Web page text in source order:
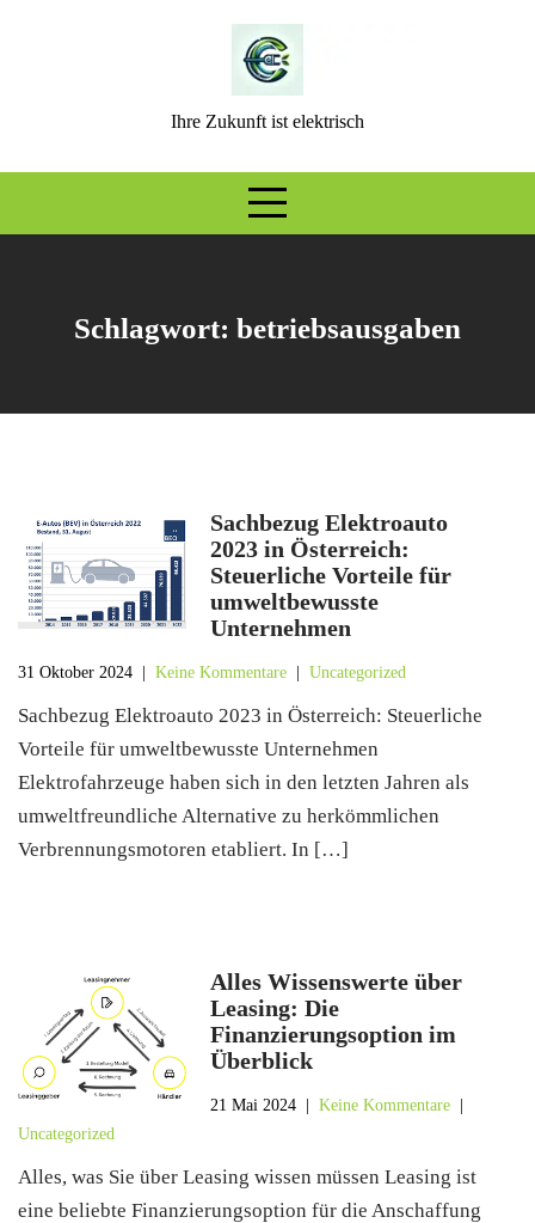
Ihre Zukunft ist elektrisch
Schlagwort: betriebsausgaben
Sachbezug Elektroauto
2023 in Österreich:
Steuerliche Vorteile für
umweltbewusste
Unternehmen
31 Oktober 2024 Keine Kommentare Uncategorized
Sachbezug Elektroauto 2023 in Österreich: Steuerliche
Vorteile für umweltbewusste Unternehmen
Elektrofahrzeuge haben sich in den letzten Jahren als
umweltfreundliche Alternative zu herkömmlichen
Verbrennungsmotoren etabliert. In […]
Alles Wissenswerte über
Leasing: Die
Finanzierungsoption im
Überblick
21 Mai 2024 |Keine Kommentare
Uncategorized
Alles, was Sie über Leasing wissen müssen Leasing ist
eine beliebte Finanzierungsoption für die Anschaffung